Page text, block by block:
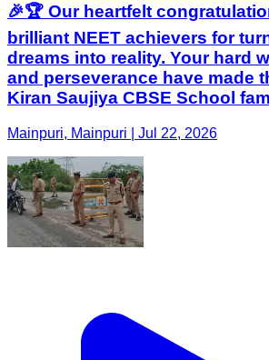
🎉🏆 Our heartfelt
brilliant NEET achievers for
dreams into reality. Your hard
and perseverance have made
Kiran Saujiya CBSE School
Mainpuri, Mainpuri | Jul 22, 2026